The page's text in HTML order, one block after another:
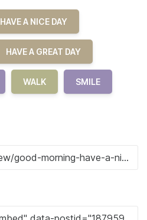
HAVE A NICE DAY
HAVE A GREAT DAY
WALK SMILE